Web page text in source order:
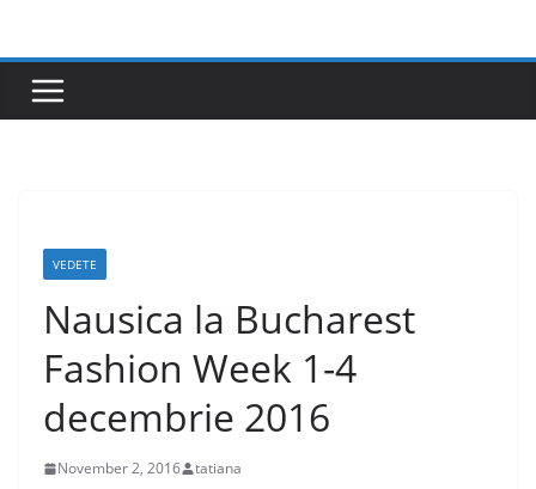
content
VEDETE
Nausica la Bucharest
Fashion Week 1-4
decembrie 2016
November 2, 2016 tatiana